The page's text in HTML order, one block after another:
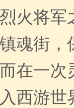
火将军
魂街，
在一次
西游世